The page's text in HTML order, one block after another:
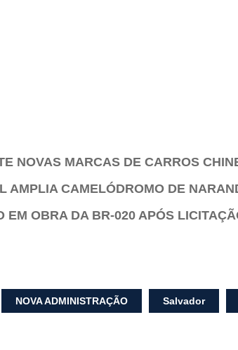
NOVAS MARCAS DE CARROS
AMPLIA CAMELÓDROMO DE
EM OBRA DA BR-020 APÓS
NOVA ADMINISTRAÇÃO Salvador